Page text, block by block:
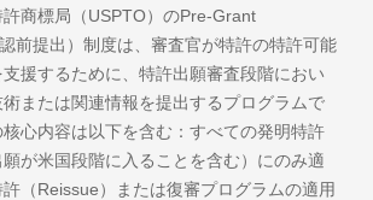
商標局（USPTO）のPre-Grant
前提出）制度は、審査官が特許の特許可能
援するために、特許出願審査段階におい
または関連情報を提出するプログラムで
心内容は以下を含む：すべての発明特許
が米国段階に入ることを含む）にのみ適
（Reissue）または復審プログラムの適用